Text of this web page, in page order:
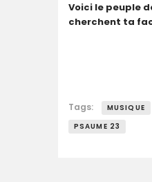
Voici le peuple
cherchent ta
Tags: MUSIQUE
PSAUME 23